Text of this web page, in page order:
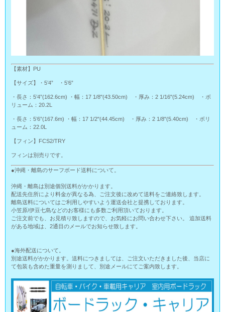
【素材】PU
【サイズ】・5’4” ・5’6”
・長さ：5’4”(162.6cm) ・幅：17 1/8"(43.50cm) ・厚み：2 1/16"(5.24cm) ・ボ
リューム：20.2L
・長さ：5’6”(167.6m) ・幅：17 1/2"(44.45cm) ・厚み：2 1/8"(5.40cm) ・ボリ
ューム：22.0L
【フィン】FCS2/TRY
フィンは別売りです。
●沖縄・離島のサーフボード送料について。
沖縄・離島は別途個別送料がかかります。
配送先住所により料金が異なる為、ご注文後に改めて送料をご連絡致します。
離島送料についてはご利用しやすいよう運送会社と提携しております。
小笠原/伊豆七島などのお客様にも多数ご利用頂いております。
ご注文前でも、お見積り致しますので、お気軽にお問い合わせ下さい。 追加送料
がある地域は、2通目のメールでお知らせ致します。
●海外配送について。
別途送料がかかります。送料につきましては、ご注文いただきました後、当店に
て包装も含めた重量を測りまして、別途メールにてご案内致します。